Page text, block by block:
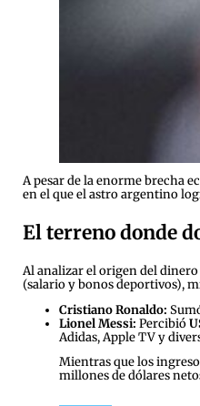
A pesar de la enorme brecha
en el que el astro argentino
El terreno donde
Al analizar el origen del dinero
(salario y bonos deportivos),
Cristiano Ronaldo:
Lionel Messi: Percibió
Adidas, Apple TV y
Mientras que los
millones de dólares